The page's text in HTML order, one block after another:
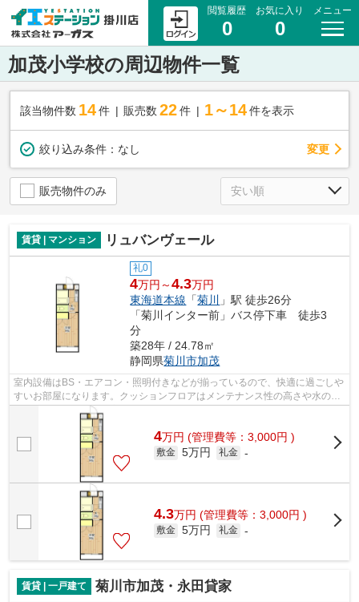
閲覧履歴
0
お気に入り
0
メニュー
加茂小学校の周辺物件一覧
該当物件数 14件 販売数 22 件 1～14 件を表示
絞り込み条件： なし 変更
販売物件のみ
賃貸 | マンション リュバンヴェール
礼0
4万円～4.3万円
東海道本線 「菊川
」駅 徒歩26分
「菊川インター前」バス停下車 徒歩3
分
築28年 / 24.78㎡
静岡県菊川市加茂
室内設備はBS・エアコン・照明付きなどが揃っているので、快適に過ごしや
すいお部屋になります。クッションフロアはメンテナンス性の高さや水の強
さが魅力的です。空き家の物件です。1...
4万円 (管理費等：3,000円 )
敷金 5万円 礼金 -
4.3万円 (管理費等：3,000円 )
敷金 5万円 礼金 -
賃貸 | 一戸建て 菊川市加茂・永田貸家